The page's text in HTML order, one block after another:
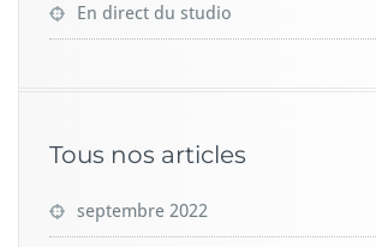
En direct du studio
Tous nos articles
septembre 2022